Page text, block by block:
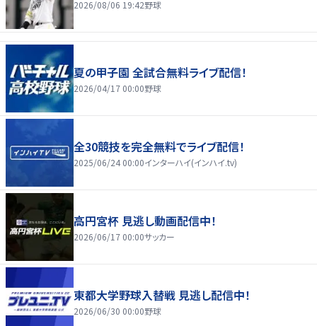
2026/08/06 19:42野球
夏の甲子園 全試合無料ライブ配信！
2026/04/17 00:00野球
全30競技を完全無料でライブ配信！
2025/06/24 00:00インターハイ(インハイ.tv)
高円宮杯 見逃し動画配信中！
2026/06/17 00:00サッカー
東都大学野球入替戦 見逃し配信中！
2026/06/30 00:00野球